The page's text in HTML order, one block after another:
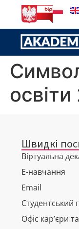
вмісту
Швидкі
Віртуальна
Е-навчання
Email
Студентський
Офіс кар’єри